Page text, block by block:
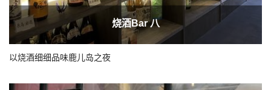
烧酒Bar 八
以烧酒细细品味鹿儿岛之夜